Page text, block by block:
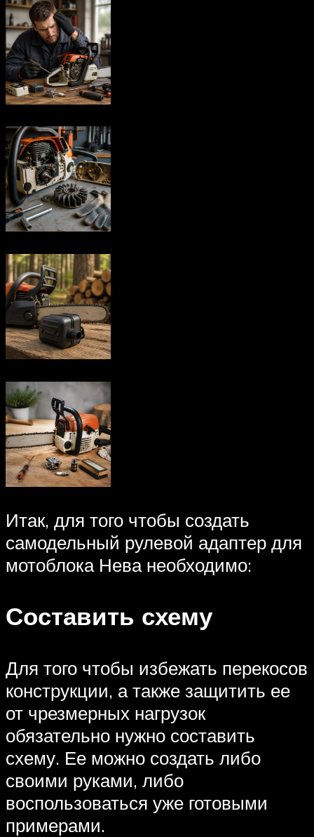
Итак, для того чтобы создать
самодельный рулевой адаптер для
мотоблока Нева необходимо:
Составить схему
Для того чтобы избежать перекосов
конструкции, а также защитить ее
от чрезмерных нагрузок
обязательно нужно составить
схему. Ее можно создать либо
своими руками, либо
воспользоваться уже готовыми
примерами.